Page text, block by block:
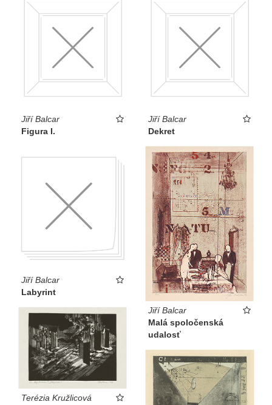
Jiří Balcar
Figura I.
Jiří Balcar
Dekret
Jiří Balcar
Labyrint
Jiří Balcar
Malá spoločenská
udalosť
Terézia Kružlicová